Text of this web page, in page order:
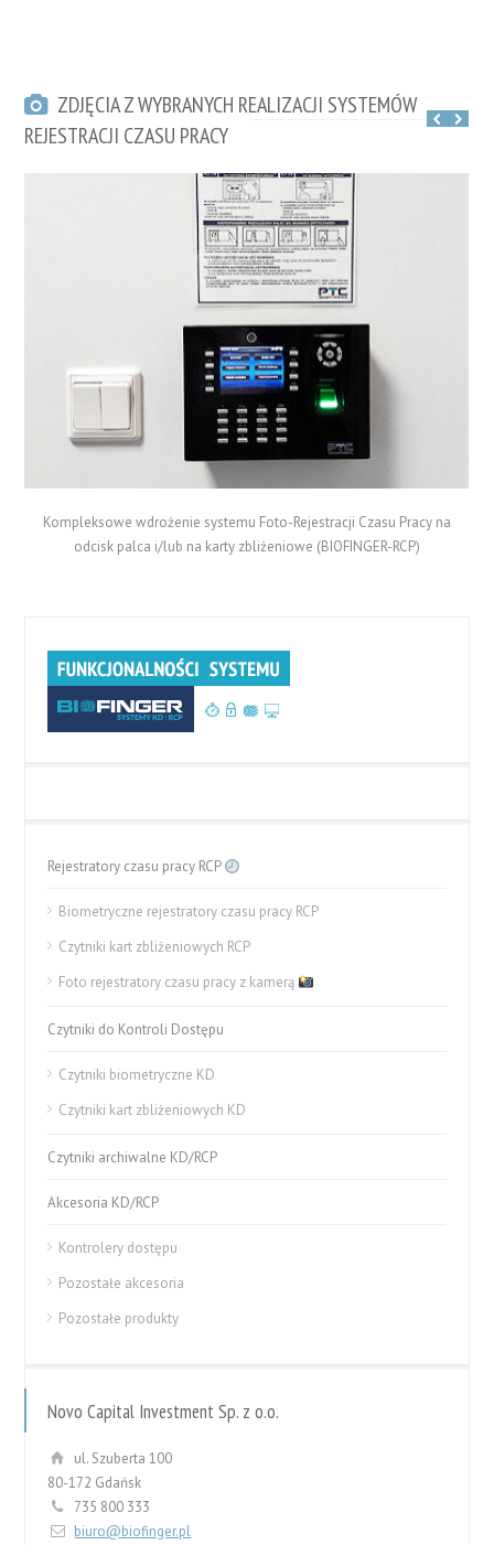
ZDJĘCIA Z WYBRANYCH REALIZACJI SYSTEMÓW
REJESTRACJI CZASU PRACY
Kompleksowe wdrożenie systemu Foto-Rejestracji Czasu Pracy na
odcisk palca i/lub na karty zbliżeniowe (BIOFINGER-RCP)
Rejestratory czasu pracy RCP
Biometryczne rejestratory czasu pracy RCP
Czytniki kart zbliżeniowych RCP
Foto rejestratory czasu pracy z kamerą
Czytniki do Kontroli Dostępu
Czytniki biometryczne KD
Czytniki kart zbliżeniowych KD
Czytniki archiwalne KD/RCP
Akcesoria KD/RCP
Kontrolery dostępu
Pozostałe akcesoria
Pozostałe produkty
Novo Capital Investment Sp. z o.o.
ul. Szuberta 100
80-172 Gdańsk
735 800 333
biuro@biofinger.pl